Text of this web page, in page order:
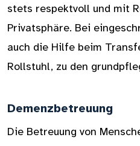
stets respektvoll und mit
Privatsphäre. Bei
auch die Hilfe beim
Rollstuhl, zu den
Demenzbetreuung
Die Betreuung von